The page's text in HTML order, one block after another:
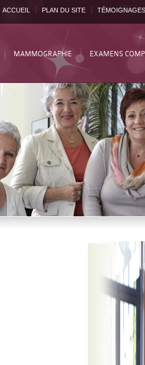
ACCUEIL PLAN DU SITE TÉMOIGNAGES
MAMMOGRAPHIE EXAMENS